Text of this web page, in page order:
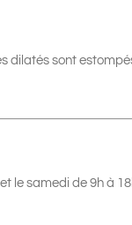
dilatés sont
le samedi de 9h à